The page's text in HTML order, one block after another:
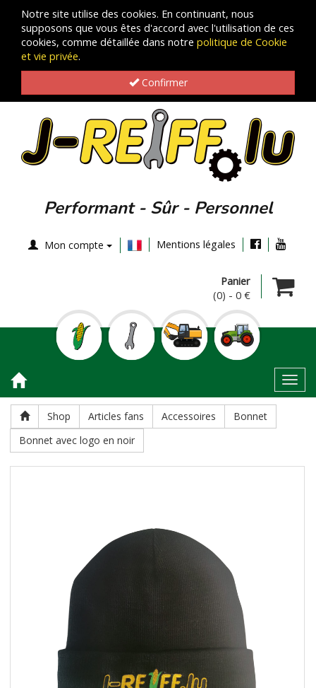
Notre site utilise des cookies. En continuant, nous
supposons que vous êtes d'accord avec l'utilisation de ces
cookies, comme détaillée dans notre politique de Cookie
et vie privée.
Confirmer
Performant - Sûr - Personnel
Mon compte Mentions légales
Panier
(0) - 0 €
Shop Articles fans Accessoires
Bonnet
Bonnet avec logo en noir